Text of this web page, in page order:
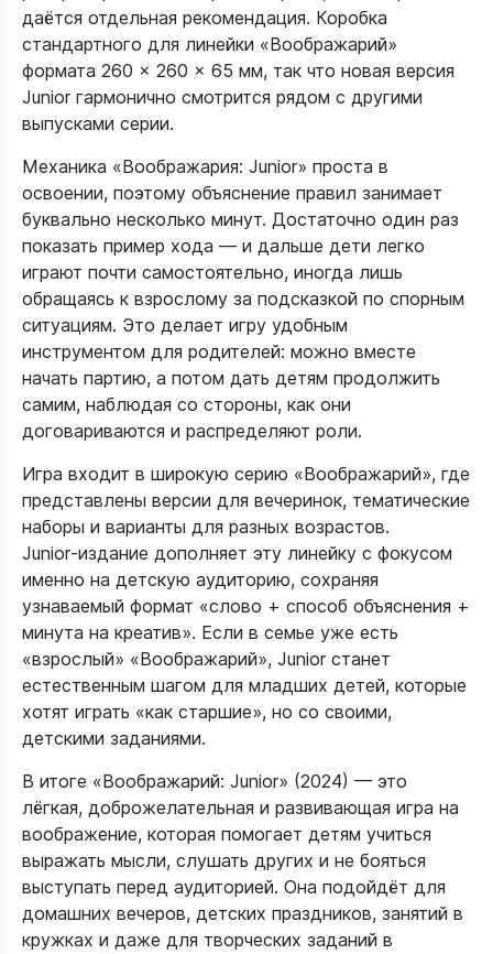
даётся отдельная рекомендация. Коробка
стандартного для линейки «Воображарий»
формата 260 × 260 × 65 мм, так что новая версия
Junior гармонично смотрится рядом с другими
выпусками серии.​
Механика «Воображария: Junior» проста в
освоении, поэтому объяснение правил занимает
буквально несколько минут. Достаточно один раз
показать пример хода — и дальше дети легко
играют почти самостоятельно, иногда лишь
обращаясь к взрослому за подсказкой по спорным
ситуациям. Это делает игру удобным
инструментом для родителей: можно вместе
начать партию, а потом дать детям продолжить
самим, наблюдая со стороны, как они
договариваются и распределяют роли.​
Игра входит в широкую серию «Воображарий», где
представлены версии для вечеринок, тематические
наборы и варианты для разных возрастов.
Junior‑издание дополняет эту линейку с фокусом
именно на детскую аудиторию, сохраняя
узнаваемый формат «слово + способ объяснения +
минута на креатив». Если в семье уже есть
«взрослый» «Воображарий», Junior станет
естественным шагом для младших детей, которые
хотят играть «как старшие», но со своими,
детскими заданиями.​
В итоге «Воображарий: Junior» (2024) — это
лёгкая, доброжелательная и развивающая игра на
воображение, которая помогает детям учиться
выражать мысли, слушать других и не бояться
выступать перед аудиторией. Она подойдёт для
домашних вечеров, детских праздников, занятий в
кружках и даже для творческих заданий в